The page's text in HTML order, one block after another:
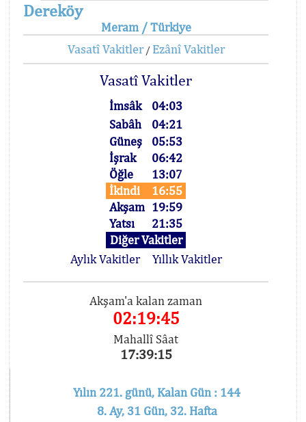
Dereköy
Meram / Türkiye
Vasatî Vakitler/ Ezânî Vakitler
Vasatî Vakitler
İmsâk
04:03
Sabâh
04:21
Güneş
05:53
İşrak
06:42
Öğle
13:07
İkindi
16:55
Akşam 19:59
Yatsı
21:35
Diğer Vakitler
Aylık Vakitler
Yıllık Vakitler
Akşam'a kalan zaman
02:19:45
Mahallî Sâat
17:39:15
Yılın 221. günü, Kalan Gün : 144
8. Ay, 31 Gün, 32. Hafta